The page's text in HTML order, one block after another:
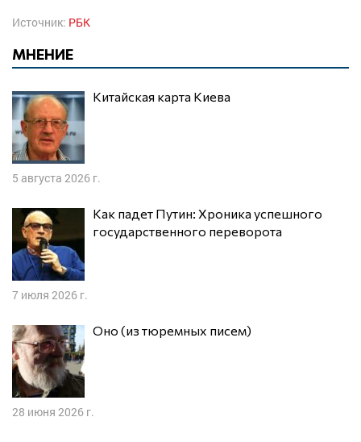
Источник: РБК
МНЕНИЕ
Китайская карта Киева
5 августа 2026 г.
Как падет Путин: Хроника успешного
государственного переворота
7 июля 2026 г.
Оно (из тюремных писем)
28 июня 2026 г.